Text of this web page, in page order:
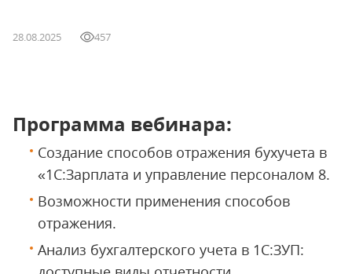
28.08.2025 457
Программа вебинара:
Создание способов отражения бухучета в
«1С:Зарплата и управление персоналом 8.
Возможности применения способов
отражения.
Анализ бухгалтерского учета в 1С:ЗУП: